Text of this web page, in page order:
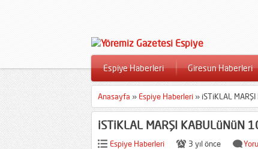
Espiye Haberleri Giresun Haberleri
Anasayfa » Espiye Haberleri » iSTiKLAL
iSTiKLAL MARŞI KABULüNüN
Espiye Haberleri 3 yıl önce